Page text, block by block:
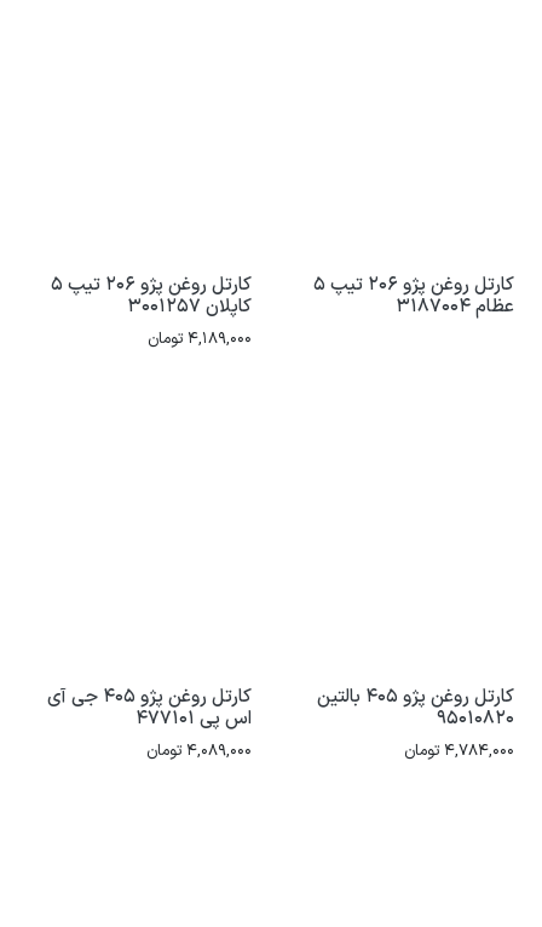
کارتل روغن پژو 206 تیپ 5
عظام 3187004
کارتل روغن پژو 206 تیپ 5
کاپلان 3001257
4,189,000 تومان
کارتل روغن پژو 405 بالتین
95010820
4,784,000 تومان
کارتل روغن پژو 405 جی آی
اس پی 477101
4,089,000 تومان